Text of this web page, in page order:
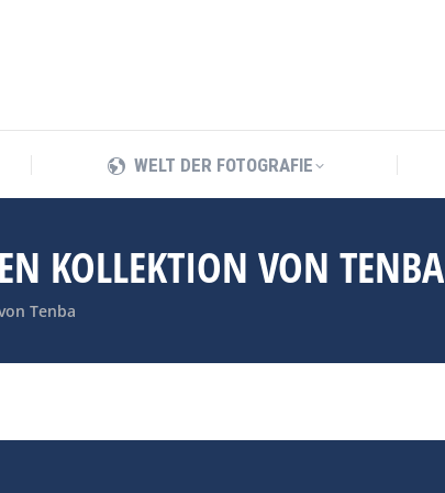
WELT DER FOTOGRAFIE
KOLLEKTION VON TENBA
Tenba